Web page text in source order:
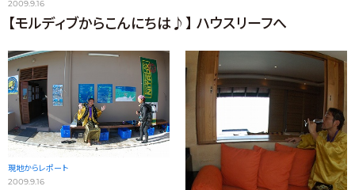
2009.9.16
【モルディブからこんにちは♪】 ハウスリーフへ
現地からレポート
2009.9.16